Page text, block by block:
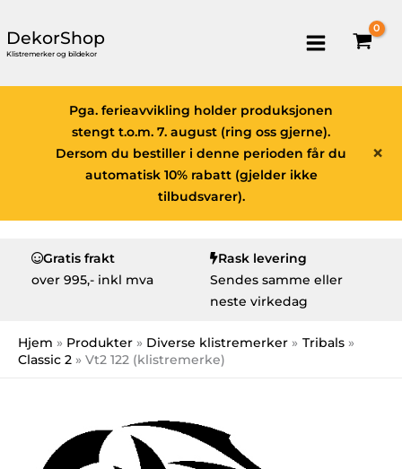
DekorShop
Klistremerker og bildekor
×
Pga. ferieavvikling holder produksjonen
stengt t.o.m. 7. august (ring oss gjerne).
Dersom du bestiller i denne perioden får du
automatisk 10% rabatt (gjelder ikke
tilbudsvarer).
Gratis frakt
over 995,- inkl mva
Rask levering
Sendes samme eller
neste virkedag
Hjem Produkter Diverse klistremerker
Tribals
Classic 2
Vt2 122 (klistremerke)